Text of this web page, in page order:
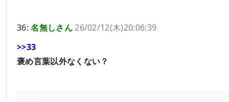
36:名無しさん26/02/12(木)20:06:39
>>33
褒め言葉以外なくない？